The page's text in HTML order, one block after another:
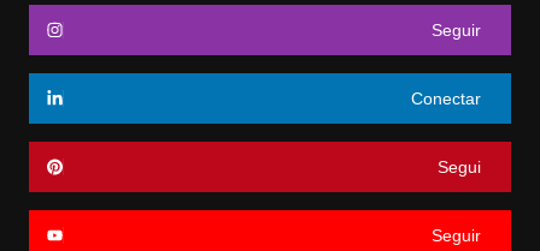
Seguir
Conectar
Segui
Seguir